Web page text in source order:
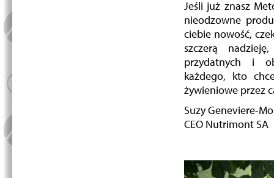
Jeśli już znasz
nieodzowne
ciebie nowość,
szczerą
przydatnych i
każdego, kto
żywieniowe przez
Suzy Geneviere-
CEO Nutrimont SA